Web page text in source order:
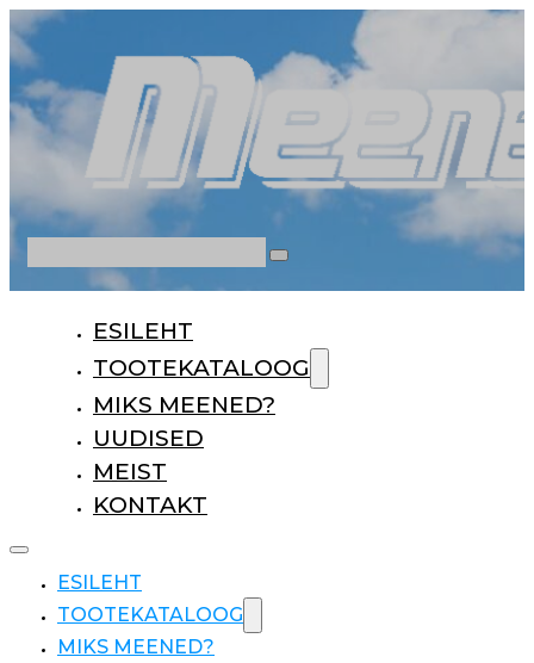
ESILEHT
TOOTEKATALOOG
MIKS MEENED?
UUDISED
MEIST
KONTAKT
ESILEHT
TOOTEKATALOOG
MIKS MEENED?